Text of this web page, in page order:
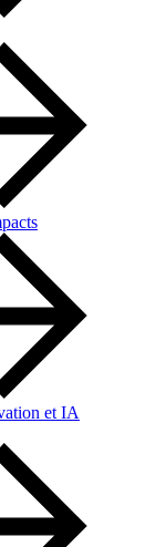
et IA